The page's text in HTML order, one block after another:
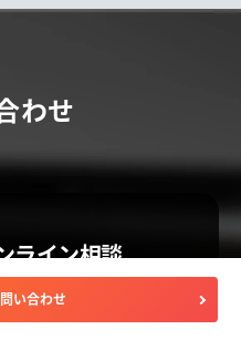
わせ
ライン相談
説明します。
お問合せください。
い合わせ